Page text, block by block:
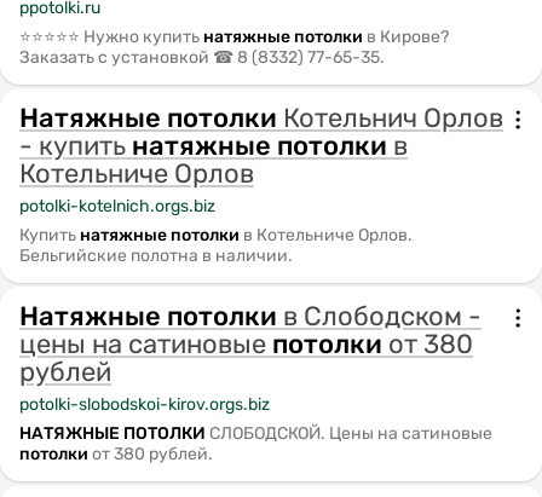
ppotolki.ru
⭐⭐⭐⭐⭐ Нужно купить натяжные потолки в Кирове?
Заказать с установкой ☎ 8 (8332) 77-65-35.
Натяжные потолки Котельнич Орлов
- купить натяжные потолки в
Котельниче Орлов
potolki-kotelnich.orgs.biz
Купить натяжные потолки в Котельниче Орлов.
Бельгийские полотна в наличии.
Натяжные потолки в Слободском -
цены на сатиновые потолки от 380
рублей
potolki-slobodskoi-kirov.orgs.biz
НАТЯЖНЫЕ ПОТОЛКИ СЛОБОДСКОЙ. Цены на сатиновые
потолки от 380 рублей.